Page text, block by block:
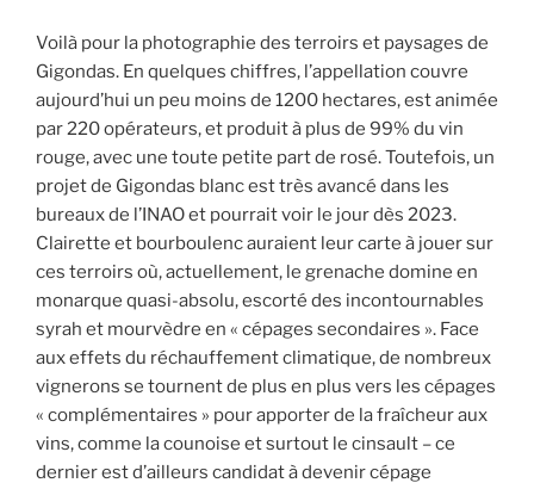
Voilà pour la photographie des terroirs et paysages de
Gigondas. En quelques chiffres, l’appellation couvre
aujourd’hui un peu moins de 1200 hectares, est animée
par 220 opérateurs, et produit à plus de 99% du vin
rouge, avec une toute petite part de rosé. Toutefois, un
projet de Gigondas blanc est très avancé dans les
bureaux de l’INAO et pourrait voir le jour dès 2023.
Clairette et bourboulenc auraient leur carte à jouer sur
ces terroirs où, actuellement, le grenache domine en
monarque quasi-absolu, escorté des incontournables
syrah et mourvèdre en « cépages secondaires ». Face
aux effets du réchauffement climatique, de nombreux
vignerons se tournent de plus en plus vers les cépages
« complémentaires » pour apporter de la fraîcheur aux
vins, comme la counoise et surtout le cinsault – ce
dernier est d’ailleurs candidat à devenir cépage